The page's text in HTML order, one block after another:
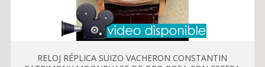
RELOJ RÉPLICA SUIZO VACHERON CONSTANTIN